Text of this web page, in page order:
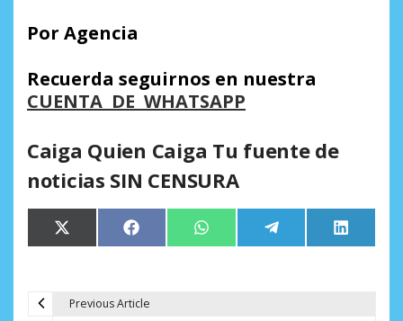
Por Agencia
Recuerda seguirnos en nuestra
CUENTA DE WHATSAPP
Caiga Quien Caiga Tu fuente de
noticias SIN CENSURA
Compartir
en
X
(Twitter)
Compartir
en
Facebook Compartir
en
WhatsApp Compartir
en
Telegram
en
LinkedIn
Previous Article